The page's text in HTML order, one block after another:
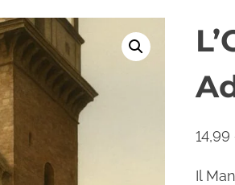
14,99
Il